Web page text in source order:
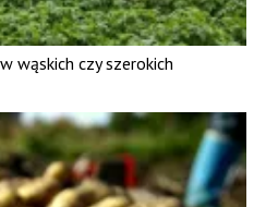
wąskich czy szerokich